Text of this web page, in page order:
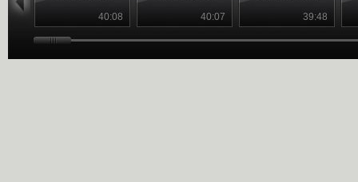
40:08 40:07 39:48